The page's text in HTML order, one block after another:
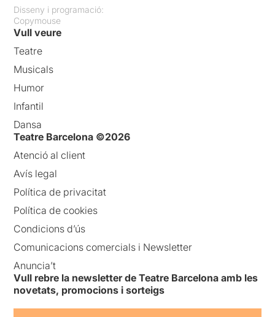
Disseny i programació:
Copymouse
Vull veure
Teatre
Musicals
Humor
Infantil
Dansa
Teatre Barcelona ©2026
Atenció al client
Avís legal
Política de privacitat
Política de cookies
Condicions d’ús
Comunicacions comercials i Newsletter
Anuncia’t
Vull rebre la newsletter de Teatre Barcelona amb les
novetats, promocions i sorteigs